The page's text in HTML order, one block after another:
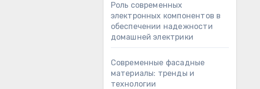
Роль современных
электронных компонентов в
обеспечении надежности
домашней электрики
Современные фасадные
материалы: тренды и
технологии